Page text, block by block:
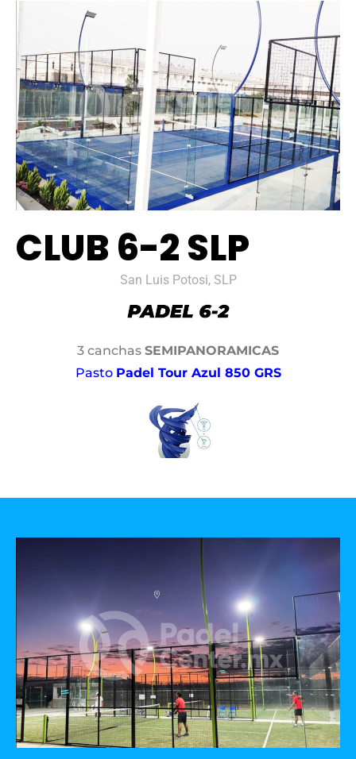
CLUB 6-2 SLP
San Luis Potosi, SLP
3 canchas SEMIPANORAMICAS
Pasto Padel Tour Azul 850 GRS